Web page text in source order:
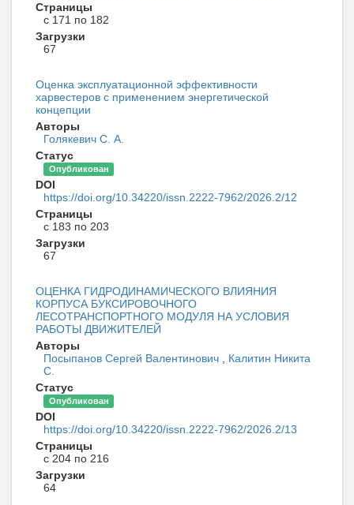
Страницы
с 171 по 182
Загрузки
67
Оценка эксплуатационной эффективности
харвестеров с применением энергетической
концепции
Авторы
Голякевич С. А.
Статус
Опубликован
DOI
https://doi.org/10.34220/issn.2222-7962/2026.2/12
Страницы
с 183 по 203
Загрузки
67
ОЦЕНКА ГИДРОДИНАМИЧЕСКОГО ВЛИЯНИЯ
КОРПУСА БУКСИРОВОЧНОГО
ЛЕСОТРАНСПОРТНОГО МОДУЛЯ НА УСЛОВИЯ
РАБОТЫ ДВИЖИТЕЛЕЙ
Авторы
Посыпанов Сергей Валентинович
Калитин Никита
С.
Статус
Опубликован
DOI
https://doi.org/10.34220/issn.2222-7962/2026.2/13
Страницы
с 204 по 216
Загрузки
64